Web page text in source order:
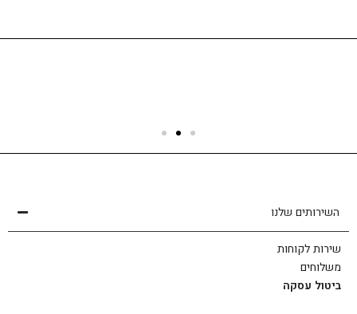
שירות לקוחות
השירותים שלנו
שירות לקוחות
משלוחים
ביטול עסקה